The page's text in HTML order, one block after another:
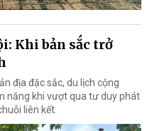
Khi bản sắc trở
địa đặc sắc, du lịch cộng
năng khi vượt qua tư duy phát
liên kết.